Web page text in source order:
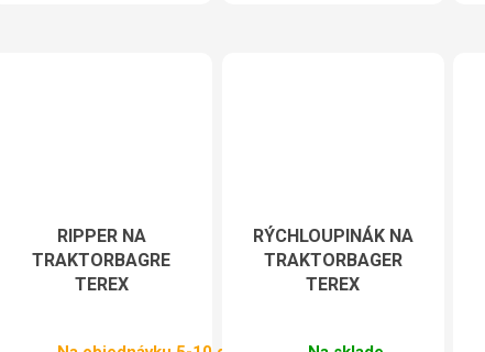
RIPPER NA
TRAKTORBAGRE
TEREX
RÝCHLOUPINÁK NA
TRAKTORBAGER
TEREX